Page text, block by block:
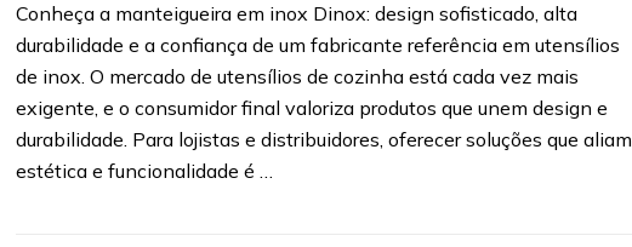
Conheça a manteigueira em inox Dinox: design sofisticado, alta
durabilidade e a confiança de um fabricante referência em utensílios
de inox. O mercado de utensílios de cozinha está cada vez mais
exigente, e o consumidor final valoriza produtos que unem design e
durabilidade. Para lojistas e distribuidores, oferecer soluções que aliam
estética e funcionalidade é …